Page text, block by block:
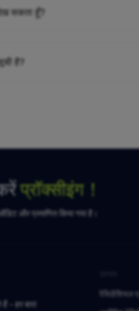
सकता हूँ?
है?
प्रॉक्सीइंग！
ऑडिट और प्रमाणित किया गया है।
- हर बार!
रेसिडेंशियल